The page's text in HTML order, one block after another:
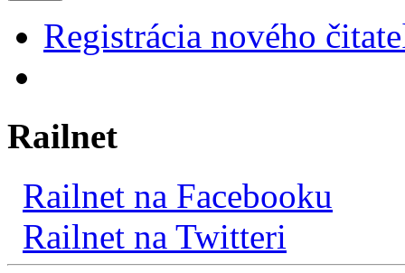
Registrácia nového
Railnet
Railnet na Facebooku
Railnet na Twitteri